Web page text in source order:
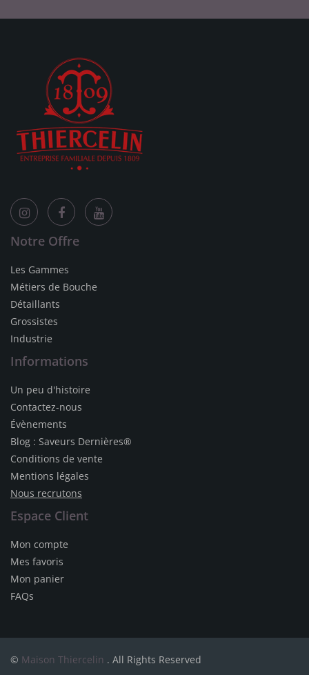
Notre Offre
Les Gammes
Métiers de Bouche
Détaillants
Grossistes
Industrie
Informations
Un peu d'histoire
Contactez-nous
Évènements
Blog : Saveurs Dernières®
Conditions de vente
Mentions légales
Nous recrutons
Espace Client
Mon compte
Mes favoris
Mon panier
FAQs
© Maison Thiercelin . All Rights Reserved